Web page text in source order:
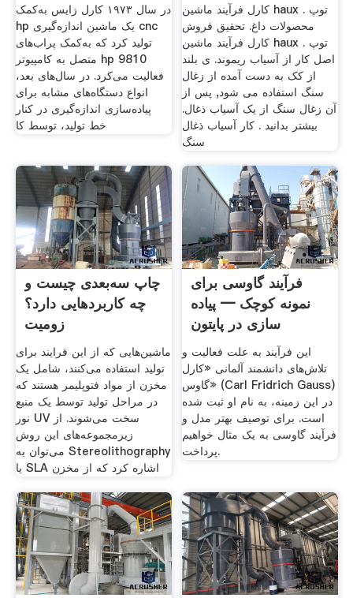
در سال ۱۹۷۳ کارل زایس به‌کمک
hp یک ماشین اندازه‌گیری cnc
تولید کرد که به‌کمک پراب‌های
متصل به کامپیوتر hp 9810
فعالیت می‌کرد. در سال‌های بعد،
انواع دستگاه‌های مشابه برای
پیاده‌سازی اندازه‌گیری در کنار
خط تولید، توسط کا
کارل فرآیند ماشین haux توپ .
محصولات داغ. تحقیق فروش
کارل فرآیند ماشین haux توپ .
اصل کار از آسیاب ریموند. ی بلند
از کک به دست آمده از زغال
سنگ استفاده می شود, پس از
آن زغال سنگ از یک آسیاب ذغال.
بیشتر بدانید . کار آسیاب ذغال
سنگ
چاپ سه‌بعدی چیست و
چه کاربردهایی دارد؟
زومیت
ماشین‌هایی که از این فرایند برای
تولید استفاده می‌کنند، شامل یک
مخزن از مواد فتوپلیمر هستند که
در مراحل تولید توسط یک منبع
نور UV سخت می‌شوند. از
زیرمجموعه‌های این روش
می‌توان به Stereolithography
یا SLA اشاره کرد که از مخزن
فرآیند گاوسی برای
نمونه کوچک — پیاده‌
سازی در پایتون
این فرآیند به علت فعالیت و
تلاش‌های دانشمند آلمانی «کارل
گاوس» (Carl Fridrich Gauss)
در این زمینه، به نام او ثبت شده
است. برای توصیف بهتر مدل و
فرآیند گاوسی به یک مثال خواهیم
پرداخت.